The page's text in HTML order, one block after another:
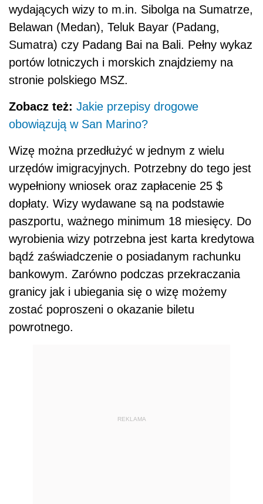
wydających wizy to m.in. Sibolga na Sumatrze,
Belawan (Medan), Teluk Bayar (Padang,
Sumatra) czy Padang Bai na Bali. Pełny wykaz
portów lotniczych i morskich znajdziemy na
stronie polskiego MSZ.
Zobacz też: Jakie przepisy drogowe
obowiązują w San Marino?
Wizę można przedłużyć w jednym z wielu
urzędów imigracyjnych. Potrzebny do tego jest
wypełniony wniosek oraz zapłacenie 25 $
dopłaty. Wizy wydawane są na podstawie
paszportu, ważnego minimum 18 miesięcy. Do
wyrobienia wizy potrzebna jest karta kredytowa
bądź zaświadczenie o posiadanym rachunku
bankowym. Zarówno podczas przekraczania
granicy jak i ubiegania się o wizę możemy
zostać poproszeni o okazanie biletu
powrotnego.
REKLAMA